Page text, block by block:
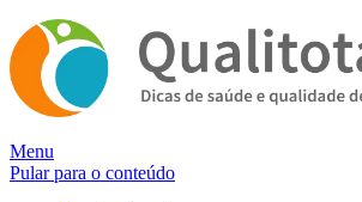
Alternar
navegação
Menu
Pular para o conteúdo